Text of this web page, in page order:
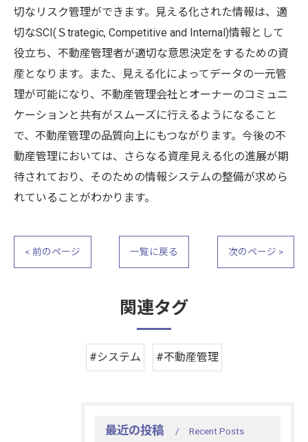
切なリスク管理ができます。見える化された情報は、適
切なSCI(Ｓtrategic, Competitive and Internal)情報として
役立ち、不動産管理者が適切な意思決定をするための資
産となります。また、見える化によってデータの一元管
理が可能になり、不動産管理会社とオーナーのコミュニ
ケーションと共有がスムーズに行えるようになること
で、不動産管理の品質向上にもつながります。今後の不
動産管理においては、さらなる資産見える化の進展が期
待されており、そのための情報システムの整備が求めら
れていることがわかります。
< 前のページ 一覧に戻る 次のページ >
関連タグ
#システム #不動産管理
最近の投稿 Recent Posts